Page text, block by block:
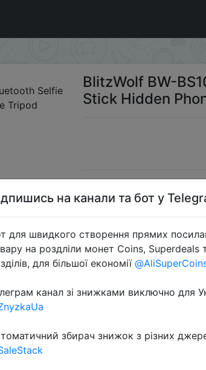
bluetooth Selfie Stick Hidden
BlitzWolf BW-
Stick Hidden
каналі:
на канали та бот у
для швидкого створення прямих
на роздліли монет Coins, Superdeals
для більшої економії
канал зі знижками виключно для
збирач знижок з різних